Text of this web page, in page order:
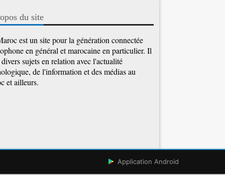
Maroc Telecom
du site
est un site pour la génération connectée
en général et marocaine en particulier. Il
sujets en relation avec l'actualité
de l'information et des médias au
et ailleurs.
Application Android